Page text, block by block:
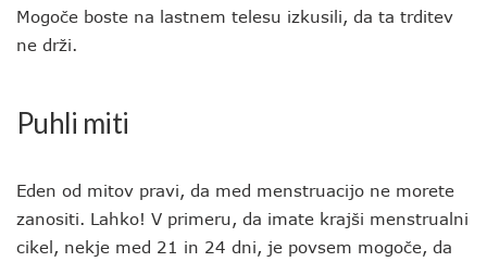
Mogoče boste na lastnem telesu izkusili, da ta trditev
ne drži.
Puhli miti
Eden od mitov pravi, da med menstruacijo ne morete
zanositi. Lahko! V primeru, da imate krajši menstrualni
cikel, nekje med 21 in 24 dni, je povsem mogoče, da